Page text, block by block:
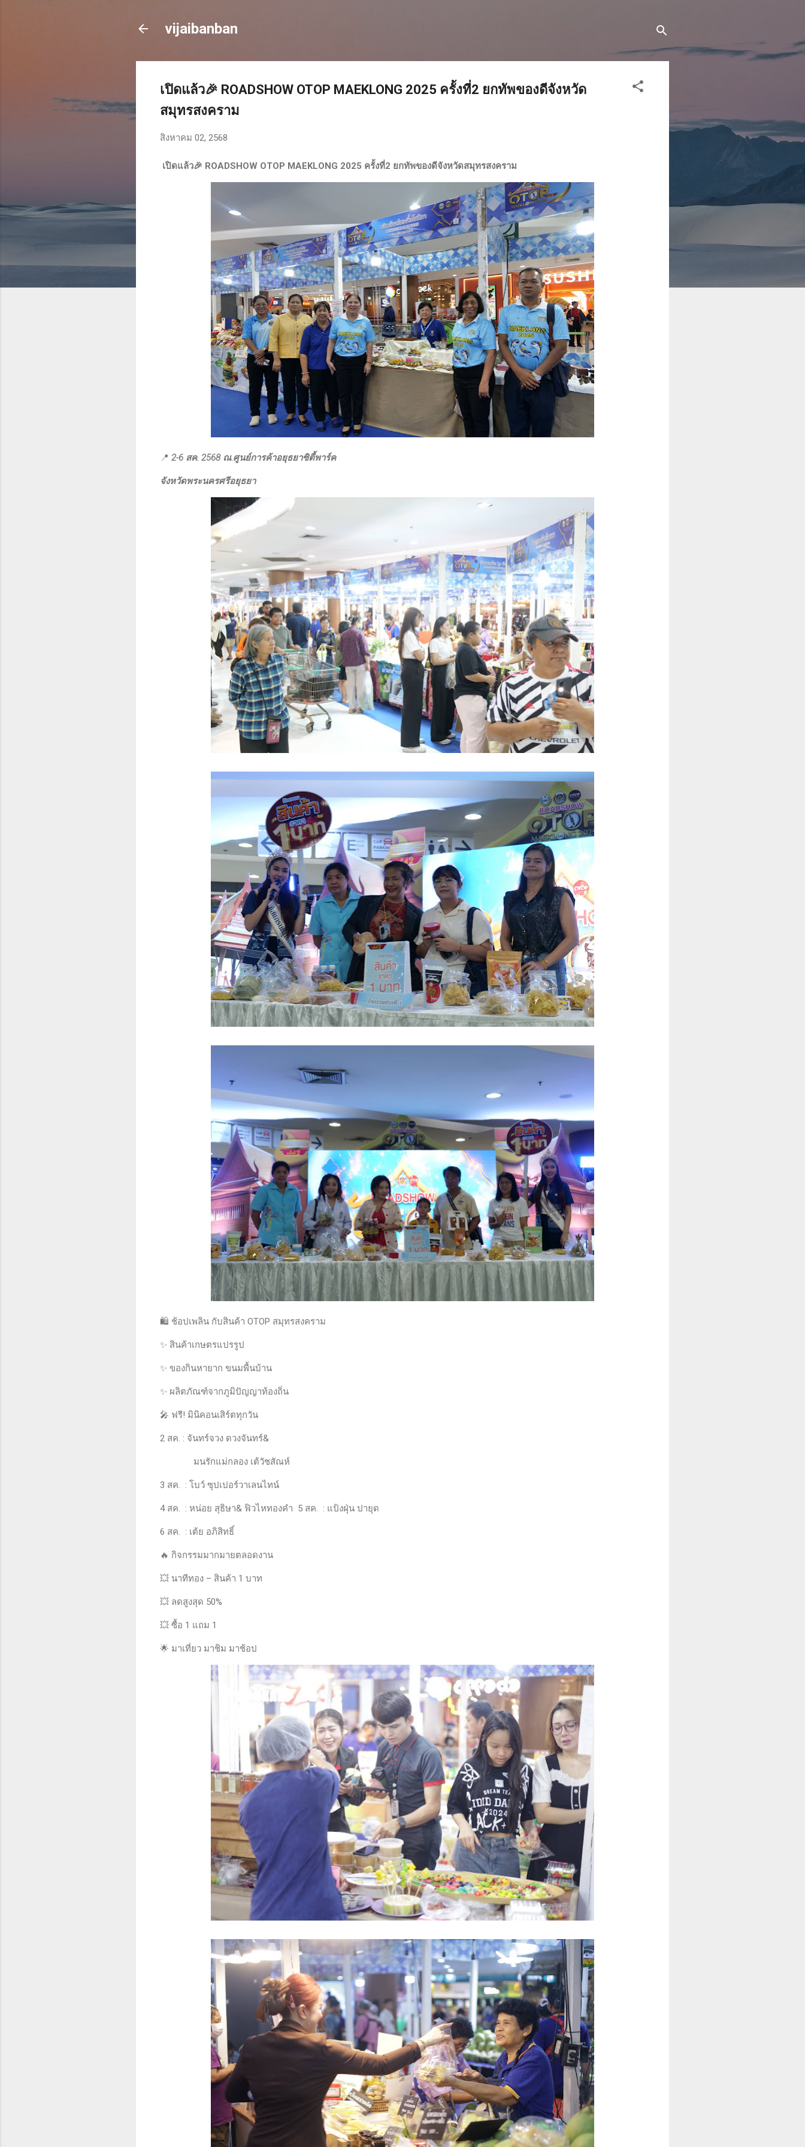
vijaibanban
เปิดแล้ว🎉 ROADSHOW OTOP MAEKLONG 2025 ครั้งที่2​ ยกทัพของดีจังหวัด
สมุทรสงคราม
สิงหาคม 02, 2568
เปิดแล้ว🎉 ROADSHOW OTOP MAEKLONG 2025 ครั้งที่2​ ยกทัพของดีจังหวัดสมุทรสงคราม
📍 2-6 สค. 2568 ณ.ศูนย์การค้าอยุธยาซิตี้พาร์ค
จังหวัดพระนครศรีอยุธยา
🛍️ ช้อปเพลิน กับสินค้า OTOP สมุทรสงคราม
✨ สินค้าเกษตรแปรรูป
✨ ของกินหายาก ขนมพื้นบ้าน
✨ ผลิตภัณฑ์จากภูมิปัญญาท้องถิ่น
🎤 ฟรี! มินิคอนเสิร์ตทุกวัน
2 สค. : จันทร์จวง ดวงจันทร์&
มนรักแม่กลอง เต้วัชสัณห์
3 สค. : โบว์ ซุปเปอร์วาเลนไทน์
4 สค. : หน่อย สุธิษา& ฟิวไหทองคำ 5 สค. : แป้งฝุ่น ปายุด
6 สค. : เต้ย อภิสิทธิ์
🔥 กิจกรรมมากมายตลอดงาน
💥 นาทีทอง – สินค้า 1 บาท
💥 ลดสูงสุด 50%
💥 ซื้อ 1 แถม 1
🌟 มาเที่ยว มาชิม มาช้อป